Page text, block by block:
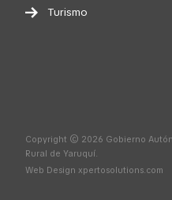
Turismo
Copyright © 2026 Gobierno
Rural de Yaruquí.
Web Design xpertosolutions.com